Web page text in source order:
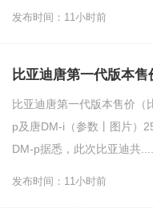
发布时间：11小时前
比亚迪唐第一代版本
比亚迪唐第一代版本售价
p及唐DM-i（参数丨图片）
DM-p据悉，此次比亚迪共.....
发布时间：11小时前